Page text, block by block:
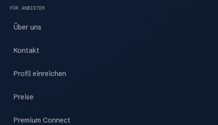
FÜR ANBIETER
Über uns
Kontakt
Profil einreichen
Preise
Premium Connect